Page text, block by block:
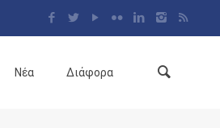
Νέα Διάφορα